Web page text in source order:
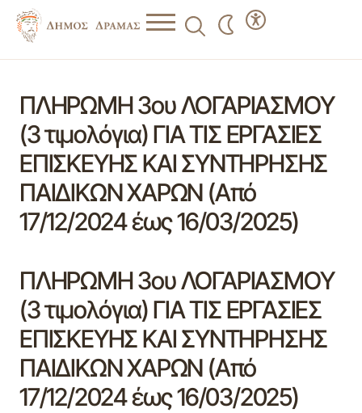
ΠΛΗΡΩΜΗ 3ου ΛΟΓΑΡΙΑΣΜΟΥ
(3 τιμολόγια) ΓΙΑ ΤΙΣ ΕΡΓΑΣΙΕΣ
ΕΠΙΣΚΕΥΗΣ ΚΑΙ ΣΥΝΤΗΡΗΣΗΣ
ΠΑΙΔΙΚΩΝ ΧΑΡΩΝ (Από
17/12/2024 έως 16/03/2025)
ΠΛΗΡΩΜΗ 3ου ΛΟΓΑΡΙΑΣΜΟΥ
(3 τιμολόγια) ΓΙΑ ΤΙΣ ΕΡΓΑΣΙΕΣ
ΕΠΙΣΚΕΥΗΣ ΚΑΙ ΣΥΝΤΗΡΗΣΗΣ
ΠΑΙΔΙΚΩΝ ΧΑΡΩΝ (Από
17/12/2024 έως 16/03/2025)